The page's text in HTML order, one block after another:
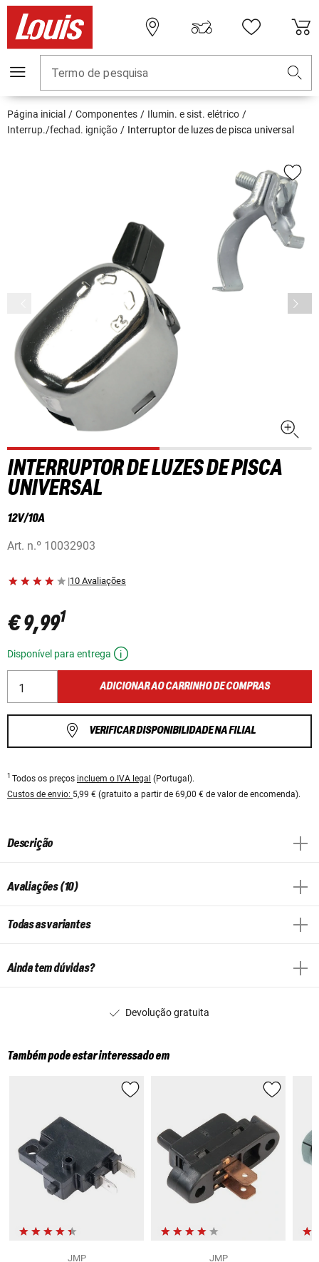
Termo de pesquisa
Página inicial Componentes
Ilumin. e sist. elétrico
Interrup./fechad. ignição
Interruptor de luzes de pisca universal
INTERRUPTOR DE LUZES DE PISCA
UNIVERSAL
12V/10A
Art. n.º 10032903
|10 Avaliações
€ 9,991
Disponível para entrega
ADICIONAR AO CARRINHO DE COMPRAS
VERIFICAR DISPONIBILIDADE NA FILIAL
1 Todos os preços incluem o IVA legal (Portugal).
Custos de envio: 5,99 € (gratuito a partir de 69,00 € de valor de encomenda).
Descrição
Avaliações (10)
Todas as variantes
Ainda tem dúvidas?
Devolução gratuita
Também pode estar interessado em
JMP
JMP